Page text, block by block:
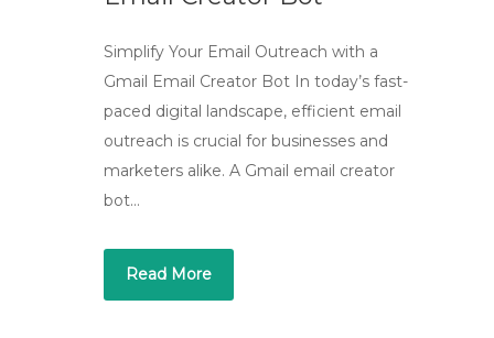
Simplify Your Email Outreach with a
Gmail Email Creator Bot In today’s fast-
paced digital landscape, efficient email
outreach is crucial for businesses and
marketers alike. A Gmail email creator
bot…
Read More